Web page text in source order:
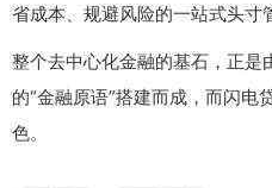
省成本、规避风险的一站式头寸
整个去中心化金融的基石，正是
的“金融原语”搭建而成，而闪电
色。